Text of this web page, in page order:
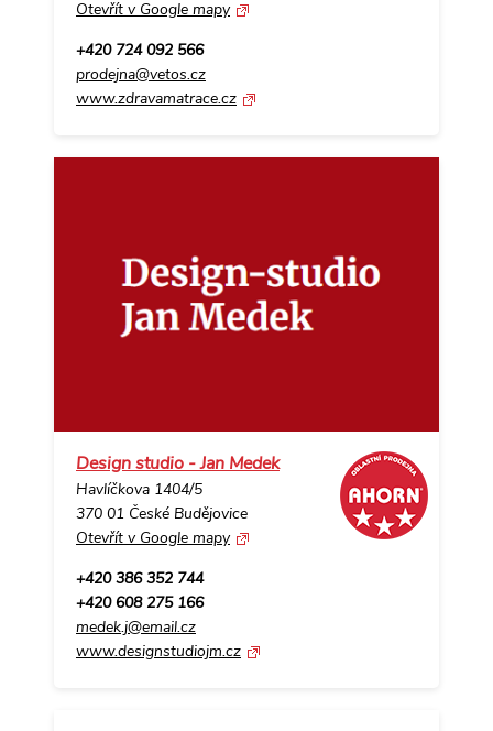
Otevřít v Google mapy
+420 724 092 566
prodejna@vetos.cz
www.zdravamatrace.cz
Design studio - Jan Medek
Havlíčkova 1404/5
370 01 České Budějovice
Otevřít v Google mapy
+420 386 352 744
+420 608 275 166
medek.j@email.cz
www.designstudiojm.cz